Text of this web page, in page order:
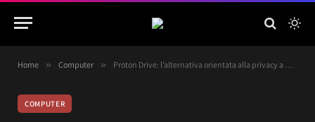
Home » Computer » Proton Drive: l’alternativa orientata alla privacy a Google Drive arriva su Windows
COMPUTER